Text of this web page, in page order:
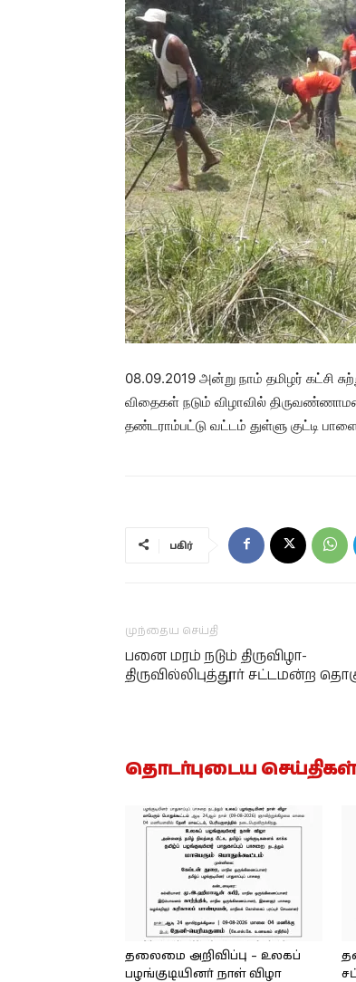
08.09.2019 அன்று நாம் தமிழர் கட்சி
விதைகள் நடும் விழாவில்
தண்டராம்பட்டு வட்டம் துள்ளு குட்டி
பகிர்
முந்தைய செய்தி
பனை மரம் நடும் திருவிழா-
திருவில்லிபுத்தூர் சட்டமன்ற
தொடர்புடைய செய்திகள்
தலைமை அறிவிப்பு – உலகப்
பழங்குடியினர் நாள் விழா